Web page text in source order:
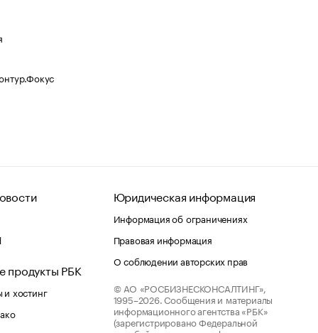
продукты РБК
хостинг
Юридическая информация
Информация об ограничениях
Правовая информация
О соблюдении авторских прав
© АО «РОСБИЗНЕСКОНСАЛТИНГ»,
1995–2026. Сообщения и материалы
информационного агентства «РБК»
(зарегистрировано Федеральной